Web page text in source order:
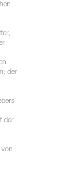
der
der
von